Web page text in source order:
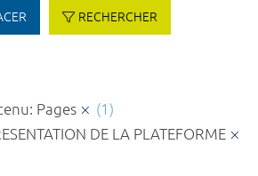
RECHERCHER
Pages
(1)
DE LA PLATEFORME